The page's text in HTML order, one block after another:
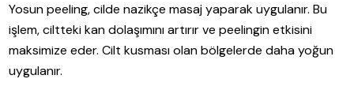
Yosun peeling, cilde nazikçe masaj yaparak uygulanır. Bu
işlem, ciltteki kan dolaşımını artırır ve peelingin etkisini
maksimize eder. Cilt kusması olan bölgelerde daha yoğun
uygulanır.